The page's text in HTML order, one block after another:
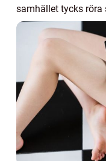
samhället tycks röra
gäller det a...